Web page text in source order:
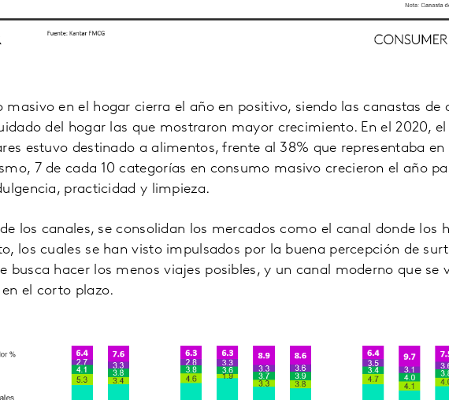
masivo en el hogar cierra el año en positivo, siendo las canastas de
del hogar las que mostraron mayor crecimiento. En el 2020,
estuvo destinado a alimentos, frente al 38% que representaba en
7 de cada 10 categorías en consumo masivo crecieron el año
practicidad y limpieza.
los canales, se consolidan los mercados como el canal donde los
los cuales se han visto impulsados por la buena percepción de
busca hacer los menos viajes posibles, y un canal moderno que se
el corto plazo.